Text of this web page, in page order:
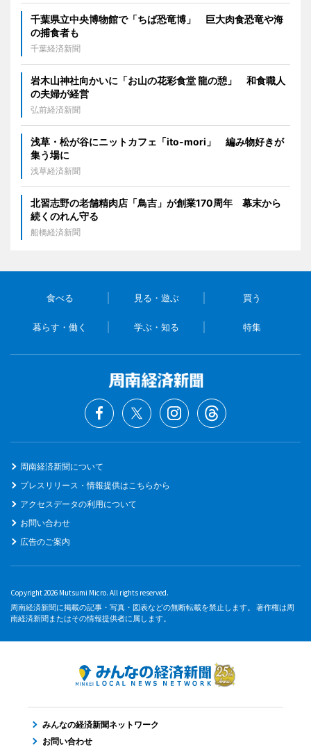
千葉県立中央博物館で「ちば恐竜博」 巨大肉食恐竜や海
の捕食者も
千葉経済新聞
岩木山神社向かいに「お山の花彩食堂 龍の憩」 和食職人
の夫婦が経営
弘前経済新聞
浅草・松が谷にニットカフェ「ito-mori」 編み物好きが
集う場に
浅草経済新聞
北習志野の老舗精肉店「鳥吉」が創業170周年 幕末から
続くのれん守る
船橋経済新聞
食べる 見る・遊ぶ 買う
暮らす・働く 学ぶ・知る 特集
周南経済新聞について
プレスリリース・情報提供はこちらから
アクセスデータの利用について
お問い合わせ
広告のご案内
Copyright 2026 Mutsumi Micro. All rights reserved.
周南経済新聞に掲載の記事・写真・図表などの無断転載を禁止します。 著作権は周
南経済新聞またはその情報提供者に属します。
みんなの経済新聞ネットワーク
お問い合わせ